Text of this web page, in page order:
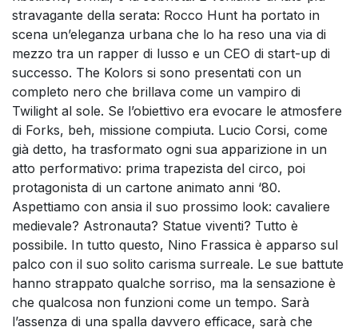
stravagante della serata: Rocco Hunt ha portato in
scena un’eleganza urbana che lo ha reso una via di
mezzo tra un rapper di lusso e un CEO di start-up di
successo. The Kolors si sono presentati con un
completo nero che brillava come un vampiro di
Twilight al sole. Se l’obiettivo era evocare le atmosfere
di Forks, beh, missione compiuta. Lucio Corsi, come
già detto, ha trasformato ogni sua apparizione in un
atto performativo: prima trapezista del circo, poi
protagonista di un cartone animato anni ‘80.
Aspettiamo con ansia il suo prossimo look: cavaliere
medievale? Astronauta? Statue viventi? Tutto è
possibile. In tutto questo, Nino Frassica è apparso sul
palco con il suo solito carisma surreale. Le sue battute
hanno strappato qualche sorriso, ma la sensazione è
che qualcosa non funzioni come un tempo. Sarà
l’assenza di una spalla davvero efficace, sarà che